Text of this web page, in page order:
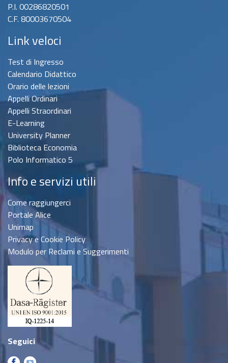
P.I. 00286820501
C.F. 80003670504
Link veloci
Test di Ingresso
Calendario Didattico
Orario delle lezioni
Appelli Ordinari
Appelli Straordinari
E-Learning
University Planner
Biblioteca Economia
Polo Informatico 5
Info e servizi utili
Come raggiungerci
Portale Alice
Unimap
Privacy e Cookie Policy
Modulo per Reclami e Suggerimenti
Seguici